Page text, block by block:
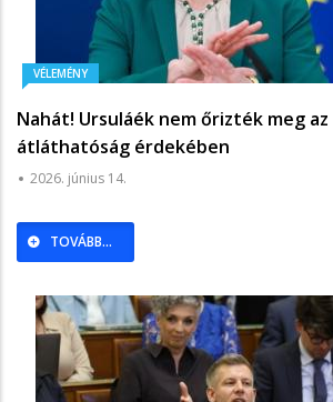
VÉLEMÉNY
Nahát! Ursuláék nem őrizték meg
átláthatóság érdekében
2026. június 14.
TOVÁBB...